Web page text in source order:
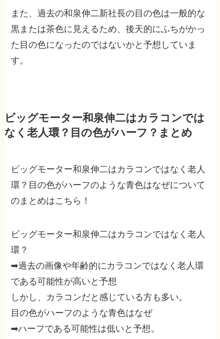
また、過去の和泉伸二新社長の目の色は一般的な
黒または茶色に見えるため、後天的にふちがかっ
た目の色になったのではないかと予想していま
す。
ビッグモーター和泉伸二はカラコンでは
なく老人環？目の色がハーフ？まとめ
ビッグモーター和泉伸二はカラコンではなく老人
環？目の色がハーフのような青色はなぜについて
のまとめはこちら！
ビッグモーター和泉伸二はカラコンではなく老人
環？
➡過去の画像や年齢的にカラコンではなく老人環
である可能性が高いと予想
しかし、カラコンだと感じている方も多い。
目の色がハーフのような青色はなぜ
➡ハーフである可能性は低いと予想。